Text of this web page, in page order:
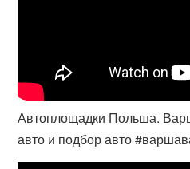
Автоплощадки Польша.
авто и подбор авто